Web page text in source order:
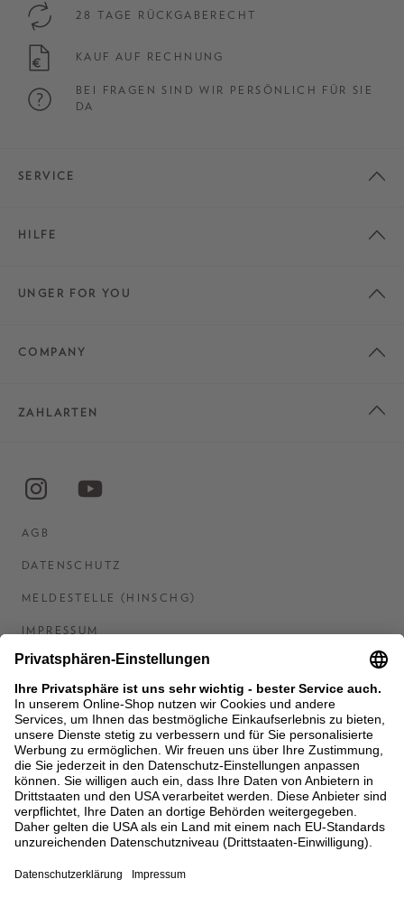
28 TAGE RÜCKGABERECHT
KAUF AUF RECHNUNG
BEI FRAGEN SIND WIR PERSÖNLICH FÜR SIE
DA
SERVICE
HILFE
UNGER FOR YOU
COMPANY
ZAHLARTEN
AGB
DATENSCHUTZ
MELDESTELLE (HINSCHG)
IMPRESSUM
BARRIEREFREIHEITSERKLÄRUNG
KONTAKT
COOKIES
MEN'S WORLD: BRAUN HAMBURG
Ein Unternehmen der Unger GmbH & Co. KG
EINKAUF VON 400 € NACH RETOURE, NICHT